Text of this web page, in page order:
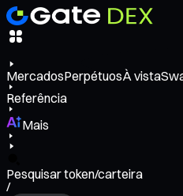
MercadosPerpétuosÀ vista
Referência
Mais
Pesquisar token/carteira
/